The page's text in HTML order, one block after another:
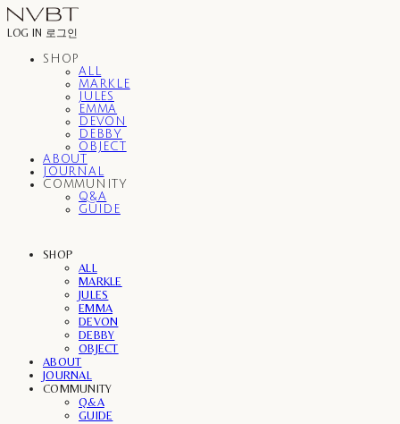
LOG IN 로그인
SHOP
ALL
MARKLE
JULES
EMMA
DEVON
DEBBY
OBJECT
ABOUT
JOURNAL
COMMUNITY
Q&A
GUIDE
SHOP
ALL
MARKLE
JULES
EMMA
DEVON
DEBBY
OBJECT
ABOUT
JOURNAL
COMMUNITY
Q&A
GUIDE